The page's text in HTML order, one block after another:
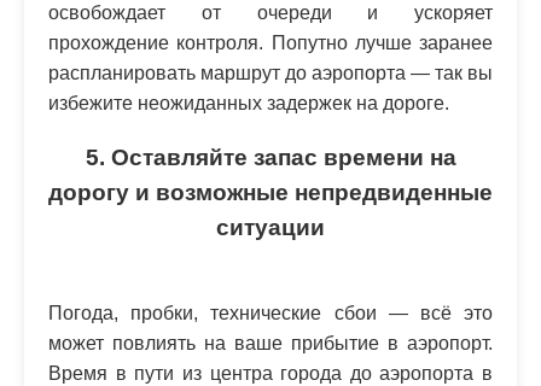
освобождает от очереди и ускоряет
прохождение контроля. Попутно лучше заранее
распланировать маршрут до аэропорта — так вы
избежите неожиданных задержек на дороге.
5. Оставляйте запас времени на
дорогу и возможные непредвиденные
ситуации
Погода, пробки, технические сбои — всё это
может повлиять на ваше прибытие в аэропорт.
Время в пути из центра города до аэропорта в